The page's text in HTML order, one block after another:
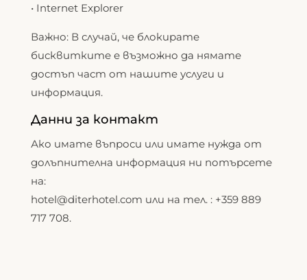
• Internet Explorer
Важно: В случай, че блокирате
бисквитките е възможно да нямате
достъп част от нашите услуги и
информация.
Данни за контакт
Ако имате въпроси или имате нужда от
долъпнителна информация ни потърсете
на:
hotel@diterhotel.com или на тел. : +359 889
717 708.